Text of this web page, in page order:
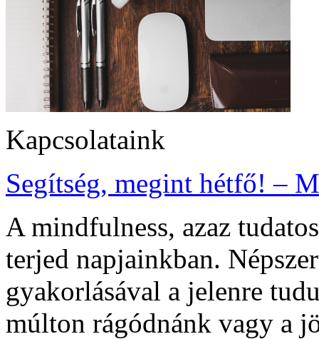
Kapcsolataink
Segítség, megint hétfő! –
A mindfulness, azaz
terjed napjainkban.
gyakorlásával a jelenre
múlton rágódnánk vagy a